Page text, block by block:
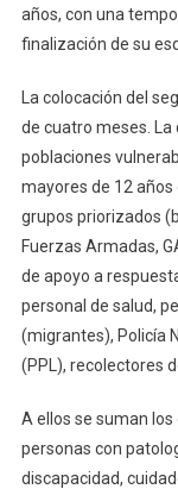
años, con una
finalización de su
La colocación del
de cuatro meses.
poblaciones
mayores de 12
grupos priorizados
Fuerzas Armadas,
de apoyo a
personal de salud,
(migrantes), Policía
(PPL), recolectores
A ellos se suman
personas con
discapacidad,